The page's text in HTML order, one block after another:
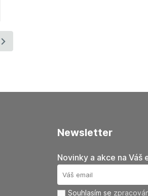
newsletter
Novinky a akce na Váš
Souhlasím se